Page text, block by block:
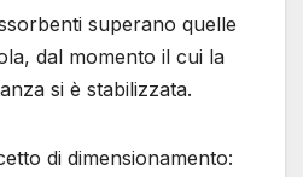
superano quelle
dal momento il cui la
si è stabilizzata.
di dimensionamento: